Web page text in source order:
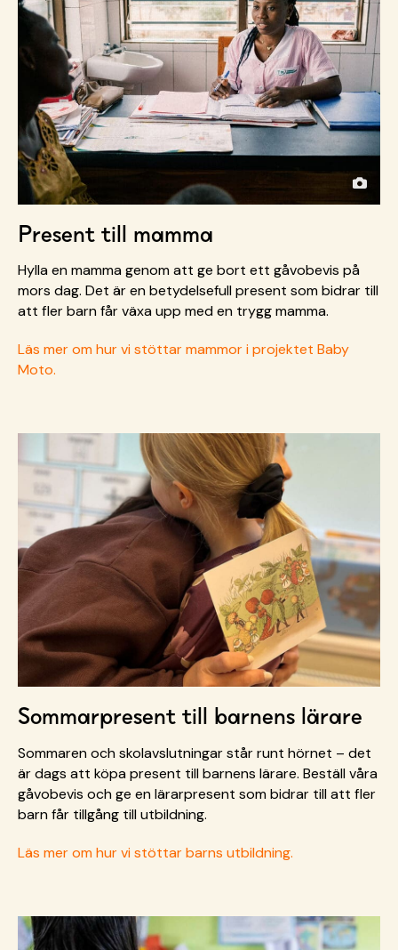
Present till mamma
Hylla en mamma genom att ge bort ett gåvobevis på
mors dag. Det är en betydelsefull present som bidrar till
att fler barn får växa upp med en trygg mamma.
Läs mer om hur vi stöttar mammor i projektet Baby
Moto.
Sommarpresent till barnens lärare
Sommaren och skolavslutningar står runt hörnet – det
är dags att köpa present till barnens lärare. Beställ våra
gåvobevis och ge en lärarpresent som bidrar till att fler
barn får tillgång till utbildning.
Läs mer om hur vi stöttar barns utbildning.